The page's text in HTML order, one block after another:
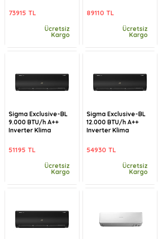
73915 TL
Ücretsiz
Kargo
Sigma Exclusive-BL
9.000 BTU/h A++
Inverter Klima
51195 TL
Ücretsiz
Kargo
89110 TL
Ücretsiz
Kargo
Sigma Exclusive-BL
12.000 BTU/h A++
Inverter Klima
54930 TL
Ücretsiz
Kargo